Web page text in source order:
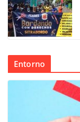
Entorno